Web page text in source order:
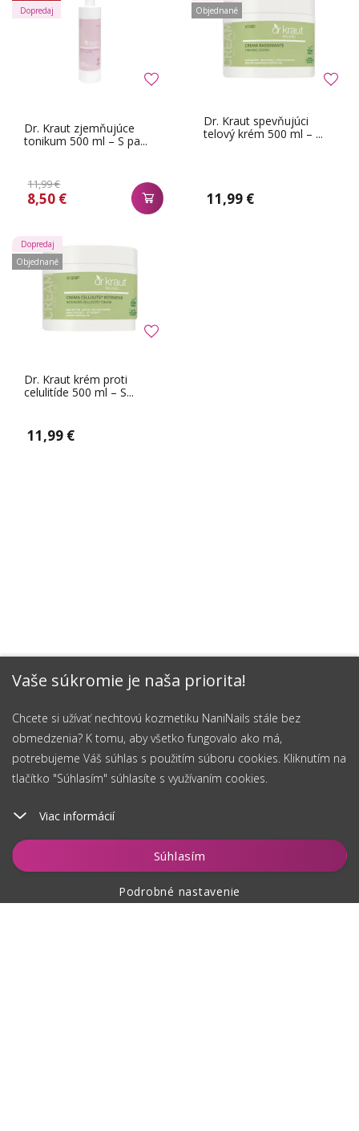
Vaše súkromie je naša priorita!
Chcete si užívať nechtovú kozmetiku NaniNails stále bez
obmedzenia? K tomu, aby všetko fungovalo ako má,
potrebujeme Váš súhlas s použitím súboru cookies. Kliknutím na
tlačítko "Súhlasím" súhlasíte s využívaním cookies.
Viac informácií
Súhlasím
Podrobné nastavenie
Dr. Kraut zjemňujúce
tonikum 500 ml – S pa...
11,99 €
8,50 €
Dopredaj
Dr. Kraut spevňujúci
telový krém 500 ml – ...
11,99 €
Objednané
Dr. Kraut krém proti
celulitíde 500 ml – S...
11,99 €
Dopredaj
Objednané